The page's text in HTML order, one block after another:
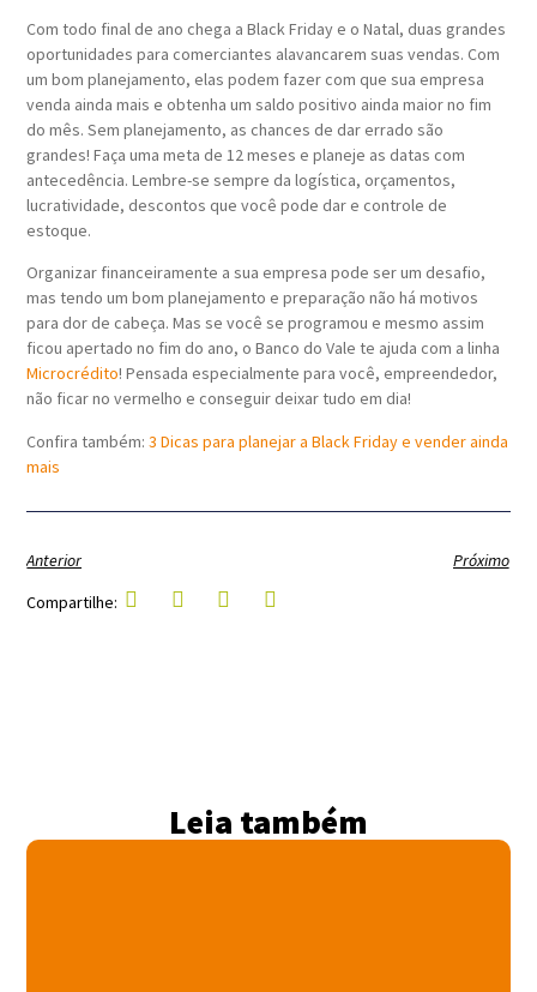
Com todo final de ano chega a Black Friday e o Natal, duas grandes
oportunidades para comerciantes alavancarem suas vendas. Com
um bom planejamento, elas podem fazer com que sua empresa
venda ainda mais e obtenha um saldo positivo ainda maior no fim
do mês. Sem planejamento, as chances de dar errado são
grandes! Faça uma meta de 12 meses e planeje as datas com
antecedência. Lembre-se sempre da logística, orçamentos,
lucratividade, descontos que você pode dar e controle de
estoque.
Organizar financeiramente a sua empresa pode ser um desafio,
mas tendo um bom planejamento e preparação não há motivos
para dor de cabeça. Mas se você se programou e mesmo assim
ficou apertado no fim do ano, o Banco do Vale te ajuda com a linha
Microcrédito! Pensada especialmente para você, empreendedor,
não ficar no vermelho e conseguir deixar tudo em dia!
Confira também:3 Dicas para planejar a Black Friday e vender ainda
mais
Anterior
Próximo
Compartilhe:
Leia também